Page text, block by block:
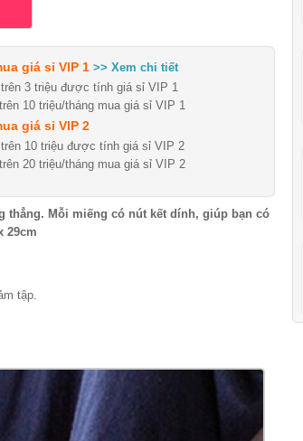
giá sỉ VIP 1 >> Xem chi tiết
3 triệu được tính giá sỉ VIP 1
10 triệu/tháng mua giá sỉ VIP 1
giá sỉ VIP 2
10 triệu được tính giá sỉ VIP 2
20 triệu/tháng mua giá sỉ VIP 2
thẳng. Mỗi miếng có nút kết dính, giúp bạn có
29cm
tập.